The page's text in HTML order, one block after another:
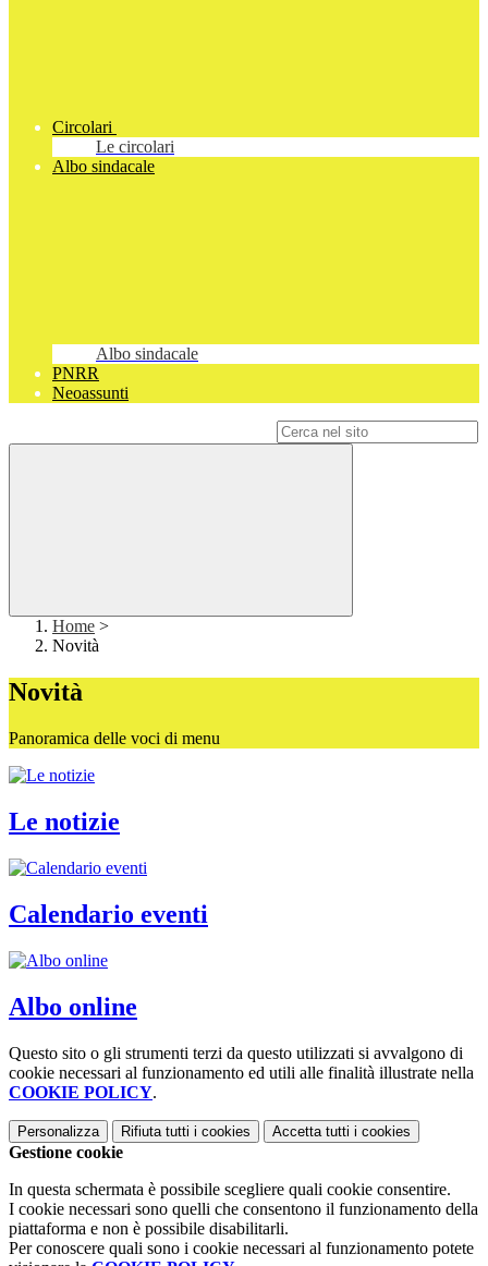
Circolari
Le circolari
Albo sindacale
Albo sindacale
PNRR
Neoassunti
Home >
Novità
Novità
Panoramica delle voci di menu
Le notizie
Calendario eventi
Albo online
Questo sito o gli strumenti terzi da questo utilizzati si avvalgono di
cookie necessari al funzionamento ed utili alle finalità illustrate nella
COOKIE POLICY.
Personalizza Rifiuta tutti i cookies Accetta tutti i cookies
Gestione cookie
In questa schermata è possibile scegliere quali cookie consentire.
I cookie necessari sono quelli che consentono il funzionamento della
piattaforma e non è possibile disabilitarli.
Per conoscere quali sono i cookie necessari al funzionamento potete